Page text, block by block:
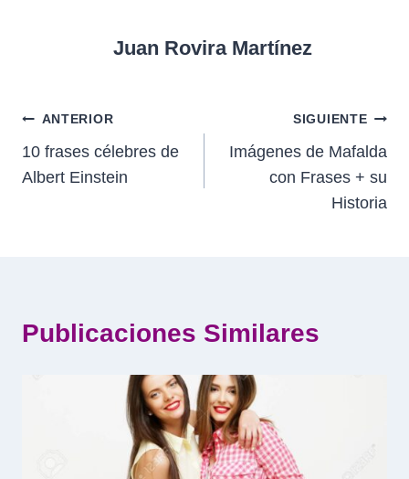
Juan Rovira Martínez
Navegación
de
ANTERIOR
10 frases célebres de
Albert Einstein
SIGUIENTE
Imágenes de Mafalda
con Frases + su
Historia
Publicaciones Similares